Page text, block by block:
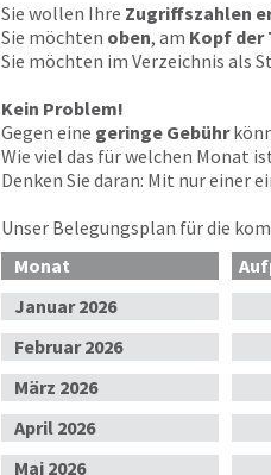
Sie wollen Ihre Zugriffszahlen
Sie möchten oben, am Kopf der
Sie möchten im Verzeichnis als
Kein Problem!
Gegen eine geringe Gebühr
Wie viel das für welchen Monat
Denken Sie daran: Mit nur einer
Unser Belegungsplan für die
Monat
Januar2026
Februar2026
März 2026
April2026
Mai2026